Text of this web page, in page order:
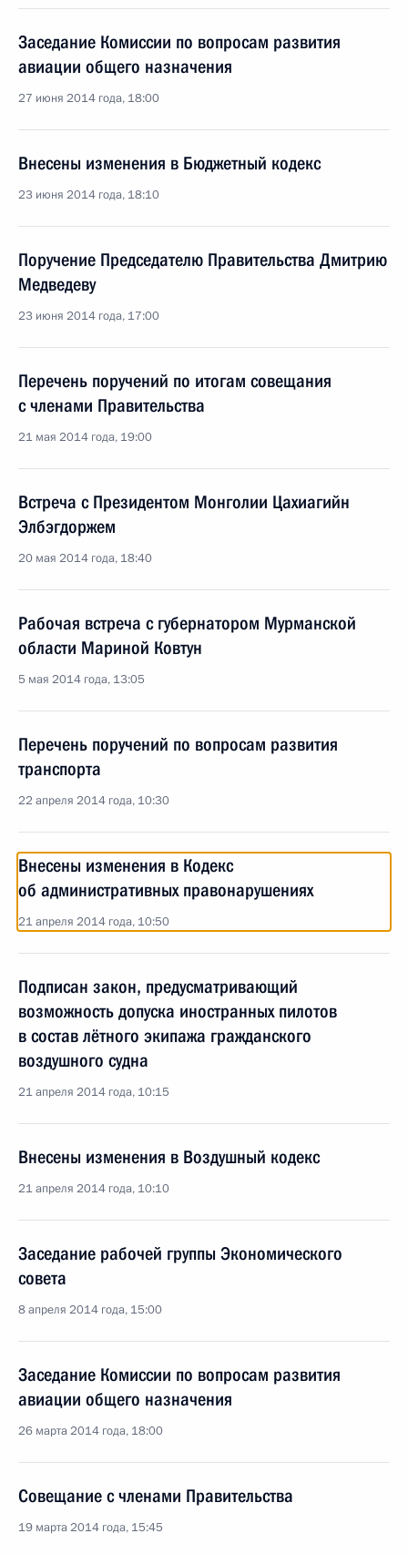
Заседание Комиссии по вопросам развития
авиации общего назначения
27 июня 2014 года, 18:00
Внесены изменения в Бюджетный кодекс
23 июня 2014 года, 18:10
Поручение Председателю Правительства Дмитрию
Медведеву
23 июня 2014 года, 17:00
Перечень поручений по итогам совещания
с членами Правительства
21 мая 2014 года, 19:00
Встреча с Президентом Монголии Цахиагийн
Элбэгдоржем
20 мая 2014 года, 18:40
Рабочая встреча с губернатором Мурманской
области Мариной Ковтун
5 мая 2014 года, 13:05
Перечень поручений по вопросам развития
транспорта
22 апреля 2014 года, 10:30
Внесены изменения в Кодекс
об административных правонарушениях
21 апреля 2014 года, 10:50
Подписан закон, предусматривающий
возможность допуска иностранных пилотов
в состав лётного экипажа гражданского
воздушного судна
21 апреля 2014 года, 10:15
Внесены изменения в Воздушный кодекс
21 апреля 2014 года, 10:10
Заседание рабочей группы Экономического
совета
8 апреля 2014 года, 15:00
Заседание Комиссии по вопросам развития
авиации общего назначения
26 марта 2014 года, 18:00
Совещание с членами Правительства
19 марта 2014 года, 15:45